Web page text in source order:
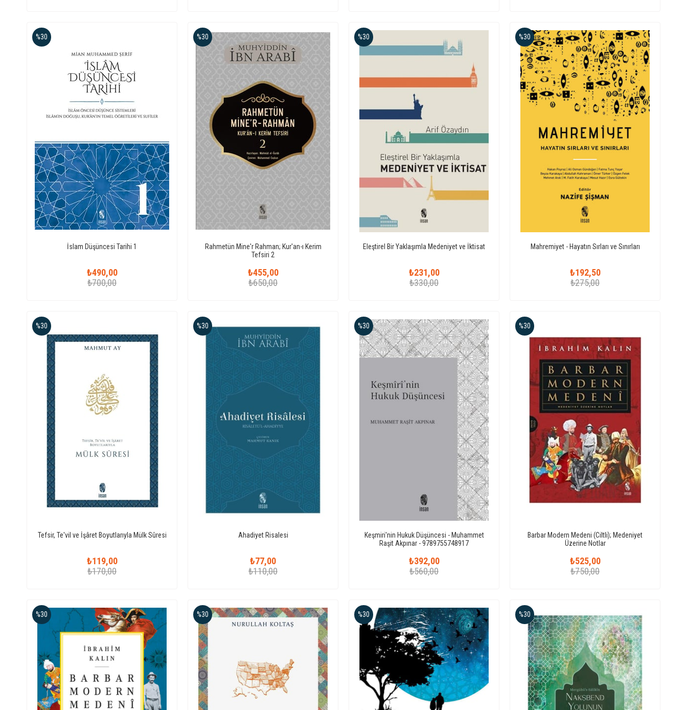
İslam Düşüncesi Tarihi 1
₺490,00
₺700,00
%30
Rahmetün Mine'r Rahman; Kur'an-ı Kerim
Tefsiri 2
₺455,00
₺650,00
%30
Eleştirel Bir Yaklaşımla Medeniyet ve İktisat
₺231,00
₺330,00
%30
Mahremiyet - Hayatın Sırları ve Sınırları
₺192,50
₺275,00
%30
Tefsir, Te'vil ve İşâret Boyutlarıyla Mülk Sûresi
₺119,00
₺170,00
%30
Ahadiyet Risalesi
₺77,00
₺110,00
%30
Keşmiri'nin Hukuk Düşüncesi - Muhammet
Raşit Akpınar - 9789755748917
₺392,00
₺560,00
%30
Barbar Modern Medeni (Ciltli); Medeniyet
Üzerine Notlar
₺525,00
₺750,00
%30
%30 %30 %30 %30